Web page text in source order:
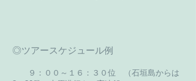
◎ツアースケジュール例
９：００～１６：３０位 （石垣島からは